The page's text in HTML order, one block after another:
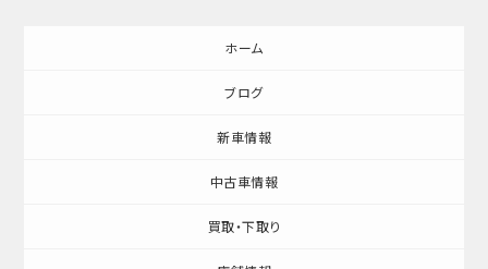
ホーム
ブログ
新車情報
中古車情報
買取・下取り